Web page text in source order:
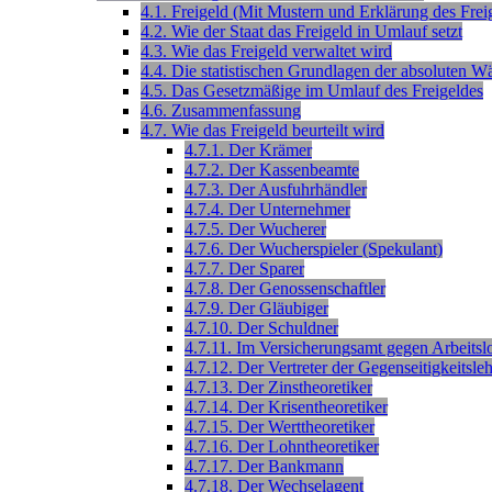
4.1. Freigeld (Mit Mustern und Erklärung des
4.2. Wie der Staat das Freigeld in Umlauf setzt
4.3. Wie das Freigeld verwaltet wird
4.4. Die statistischen Grundlagen der absoluten
4.5. Das Gesetzmäßige im Umlauf des Freigeldes
4.6. Zusammenfassung
4.7. Wie das Freigeld beurteilt wird
4.7.1. Der Krämer
4.7.2. Der Kassenbeamte
4.7.3. Der Ausfuhrhändler
4.7.4. Der Unternehmer
4.7.5. Der Wucherer
4.7.6. Der Wucherspieler (Spekulant)
4.7.7. Der Sparer
4.7.8. Der Genossenschaftler
4.7.9. Der Gläubiger
4.7.10. Der Schuldner
4.7.11. Im Versicherungsamt gegen
4.7.12. Der Vertreter der
4.7.13. Der Zinstheoretiker
4.7.14. Der Krisentheoretiker
4.7.15. Der Werttheoretiker
4.7.16. Der Lohntheoretiker
4.7.17. Der Bankmann
4.7.18. Der Wechselagent